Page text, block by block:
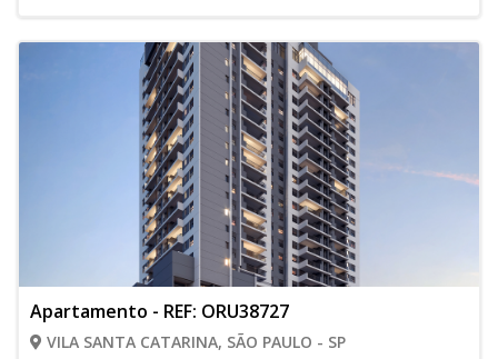
Apartamento - REF: ORU38727
VILA SANTA CATARINA, SÃO PAULO - SP